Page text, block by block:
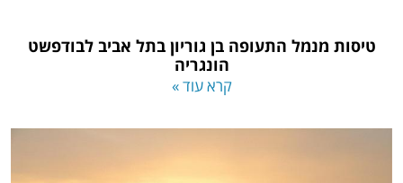
טיסות מנמל התעופה בן גוריון בתל אביב לבודפשט
הונגריה
קרא עוד »